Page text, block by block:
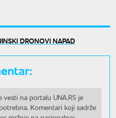
DRONOVI NAPAD
vesti na portalu UNA.RS je
Komentari koji sadrže